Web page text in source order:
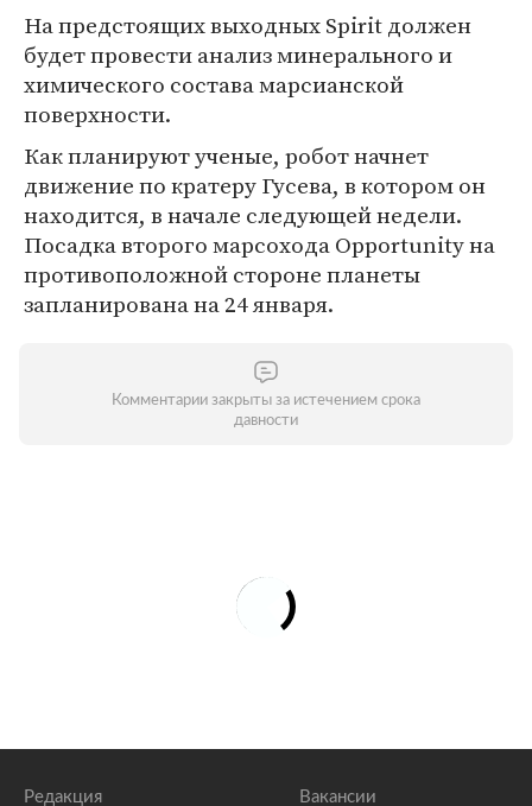
На предстоящих выходных Spirit должен
будет провести анализ минерального и
химического состава марсианской
поверхности.
Как планируют ученые, робот начнет
движение по кратеру Гусева, в котором он
находится, в начале следующей недели.
Посадка второго марсохода Opportunity на
противоположной стороне планеты
запланирована на 24 января.
Комментарии закрыты за истечением срока
давности
Редакция Вакансии